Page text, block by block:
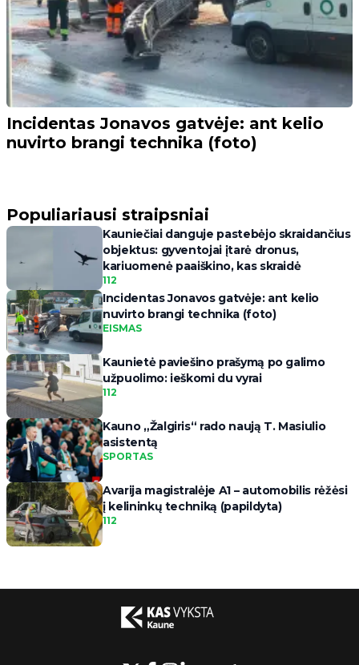
Incidentas Jonavos gatvėje: ant kelio
nuvirto brangi technika (foto)
Populiariausi straipsniai
Kauniečiai danguje pastebėjo skraidančius
objektus: gyventojai įtarė dronus,
kariuomenė paaiškino, kas skraidė
112
Incidentas Jonavos gatvėje: ant kelio
nuvirto brangi technika (foto)
EISMAS
Kaunietė paviešino prašymą po galimo
užpuolimo: ieškomi du vyrai
112
Kauno „Žalgiris“ rado naują T. Masiulio
asistentą
SPORTAS
Avarija magistralėje A1 – automobilis rėžėsi
į kelininkų techniką (papildyta)
112